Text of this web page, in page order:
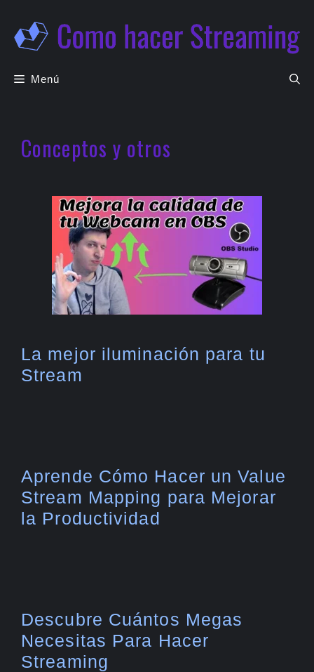
contenido
Menú
Conceptos y otros
La mejor iluminación para tu
Stream
Aprende Cómo Hacer un Value
Stream Mapping para Mejorar
la Productividad
Descubre Cuántos Megas
Necesitas Para Hacer
Streaming